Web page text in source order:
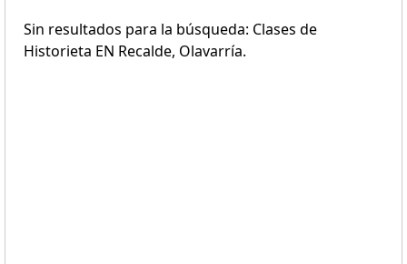
Sin resultados para la búsqueda: Clases de
Historieta EN Recalde, Olavarría.